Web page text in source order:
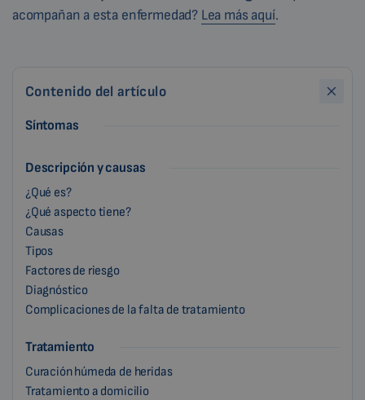
acompañan a esta enfermedad? Lea más aquí.
Contenido del artículo
Síntomas
Descripción y causas
¿Qué es?
¿Qué aspecto tiene?
Causas
Tipos
Factores de riesgo
Diagnóstico
Complicaciones de la falta de tratamiento
Tratamiento
Curación húmeda de heridas
Tratamiento a domicilio